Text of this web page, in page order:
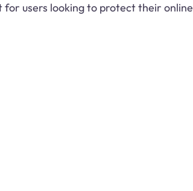
for users looking to protect their online